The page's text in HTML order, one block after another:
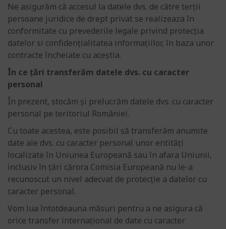
Ne asigurăm că accesul la datele dvs. de către terții
persoane juridice de drept privat se realizeaza în
conformitate cu prevederile legale privind protecția
datelor si confidențialitatea informațiilor, în baza unor
contracte încheiate cu aceștia.
În ce țări transferăm datele dvs. cu caracter
personal
În prezent, stocăm și prelucrăm datele dvs. cu caracter
personal pe teritoriul României.
Cu toate acestea, este posibil să transferăm anumite
date ale dvs. cu caracter personal unor entități
localizate în Uniunea Europeană sau în afara Uniunii,
inclusiv în țări cărora Comisia Europeană nu le-a
recunoscut un nivel adecvat de protecție a datelor cu
caracter personal.
Vom lua întotdeauna măsuri pentru a ne asigura că
orice transfer internațional de date cu caracter